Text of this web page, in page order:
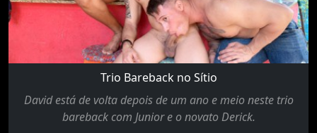
Trio Bareback no Sítio
David está de volta depois de um ano e meio neste trio
bareback com Junior e o novato Derick.